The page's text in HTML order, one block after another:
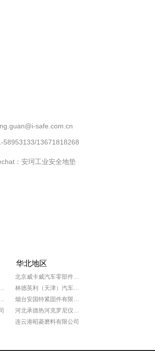
safe.com.cn
58953133/13671818268
：安珂工业安全地垫
华北地区
车传动有限责任公司
炭气化有限公司
北京威卡威汽车零部件股份有限公司
林德英利（天津）汽车部件有限公司
烟台安国特紧固件有限公司
河北承德热河克罗尼仪表公司
连云港昭菱磨料有限公司